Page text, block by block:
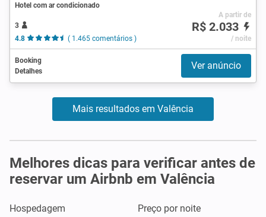
Hotel com ar condicionado
3
4.8
( 1.465 comentários )
A partir de
R$ 2.033
/ noite
Booking
Detalhes
Ver anúncio
Mais resultados em Valência
Melhores dicas para verificar antes de
reservar um Airbnb em Valência
Hospedagem Preço por noite